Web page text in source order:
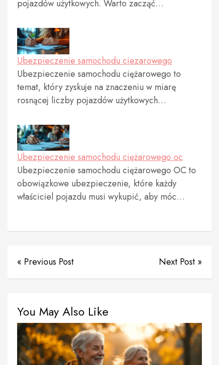
pojazdów użytkowych. Warto zacząć…
Ubezpieczenie samochodu ciezarowego
Ubezpieczenie samochodu ciężarowego to
temat, który zyskuje na znaczeniu w miarę
rosnącej liczby pojazdów użytkowych…
Ubezpieczenie samochodu ciężarowego oc
Ubezpieczenie samochodu ciężarowego OC to
obowiązkowe ubezpieczenie, które każdy
właściciel pojazdu musi wykupić, aby móc…
« Previous Post Next Post »
You May Also Like